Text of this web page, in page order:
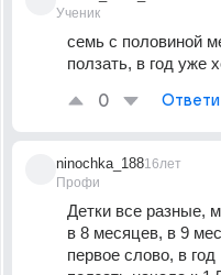
Ученик
семь с половиной
ползать, в год уже
0
ninochka_188
Профи
16лет
Детки все разные,
в 8 месяцев, в 9
первое слово, в